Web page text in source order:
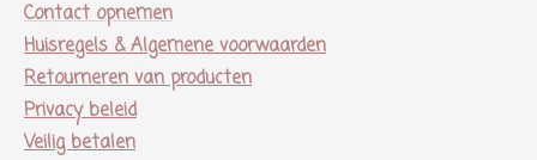
Contact opnemen
Huisregels & Algemene voorwaarden
Retourneren van producten
Privacy beleid
Veilig betalen